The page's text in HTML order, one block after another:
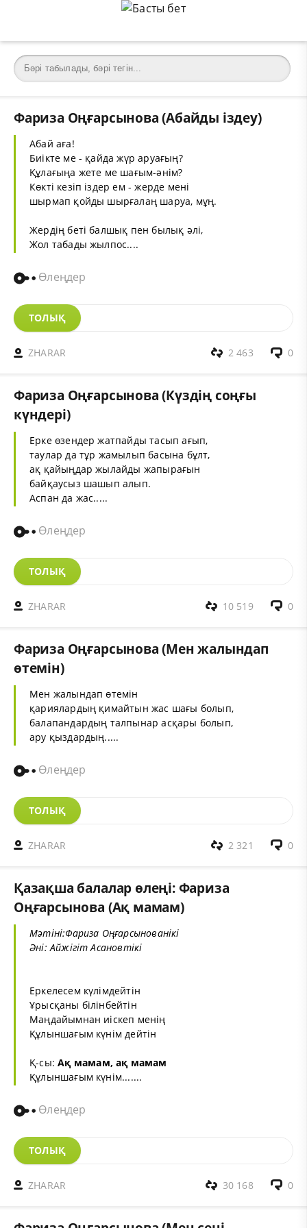
Фариза Оңғарсынова (Абайды іздеу)
Абай аға!
Биікте ме - қайда жүр аруағың?
Құлағыңа жете ме шағым-әнім?
Көкті кезіп іздер ем - жерде мені
шырмап қойды шырғалаң шаруа, мұң.
Жердің беті балшық пен былық әлі,
Жол табады жылпос....
Өлеңдер
ТОЛЫҚ
ZHARAR 0
2 463
Фариза Оңғарсынова (Күздің соңғы
күндері)
Ерке өзендер жатпайды тасып ағып,
таулар да тұр жамылып басына бұлт,
ақ қайыңдар жылайды жапырағын
байқаусыз шашып алып.
Аспан да жас.....
Өлеңдер
ТОЛЫҚ
ZHARAR 0
10 519
Фариза Оңғарсынова (Мен жалындап
өтемін)
Мен жалындап өтемін
қариялардың қимайтын жас шағы болып,
балапандардың талпынар асқары болып,
ару қыздардың.....
Өлеңдер
ТОЛЫҚ
ZHARAR 0
2 321
Қазақша балалар өлеңі: Фариза
Оңғарсынова (Ақ мамам)
Мәтіні:Фариза Оңғарсынованікі
Әні: Айжігіт Асановтікі
Еркелесем күлімдейтін
Ұрысқаны білінбейтін
Маңдайымнан иіскеп менің
Құлыншағым күнім дейтін
Қ-сы:Ақ мамам, ақ мамам
Құлыншағым күнім.......
Өлеңдер
ТОЛЫҚ
ZHARAR 0
30 168